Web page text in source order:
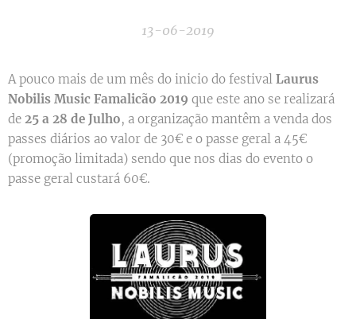
13-06-2019
A pouco mais de um mês do inicio do festival Laurus
Nobilis Music Famalicão 2019 que este ano se realizará
de 25 a 28 de Julho, a organização mantêm a venda dos
passes diários ao valor de 30€ e o passe geral a 45€
(promoção limitada) sendo que nos dias do evento o
passe geral custará 60€.